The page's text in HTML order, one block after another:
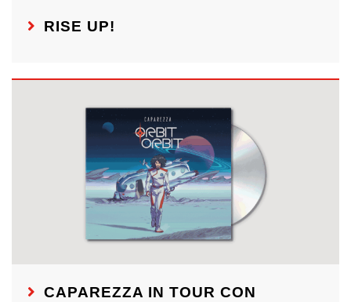
RISE UP!
CAPAREZZA IN TOUR CON